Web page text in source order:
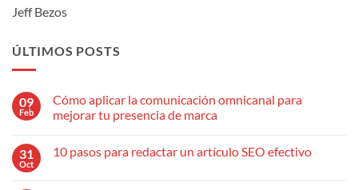
Jeff Bezos
ÚLTIMOS POSTS
09
Feb
Cómo aplicar la comunicación omnicanal para
mejorar tu presencia de marca
comentarios
31
Oct
10 pasos para redactar un artículo SEO efectivo